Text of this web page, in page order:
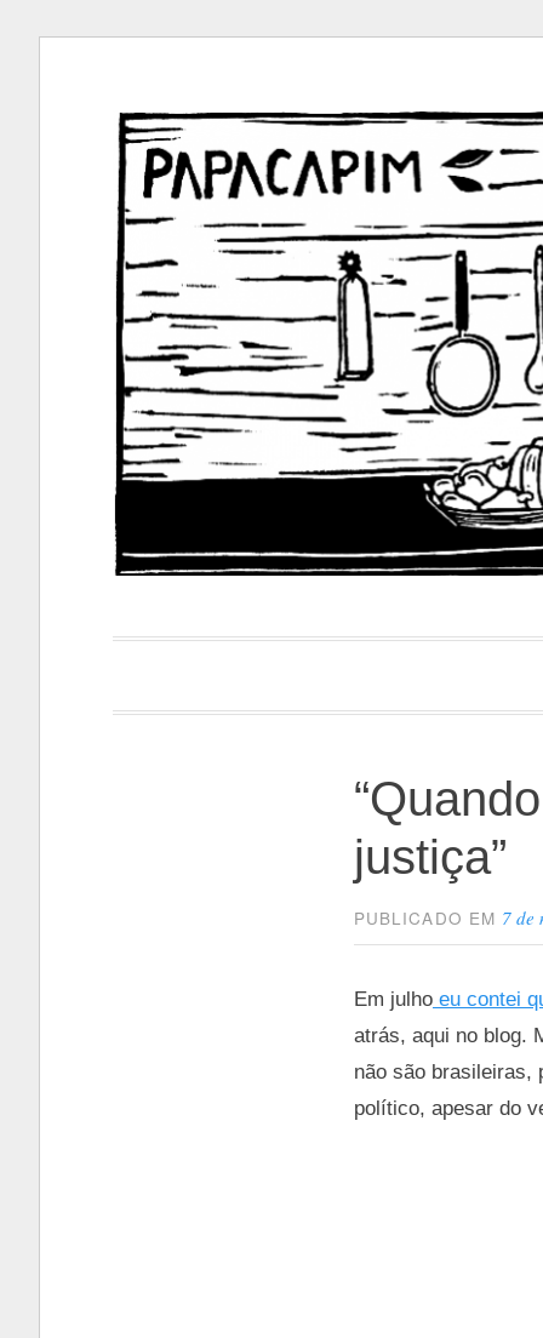
conteúdo
justiça”
PUBLICADO EM 7 de
Em julho eu contei
atrás, aqui no blog.
não são brasileiras,
político, apesar do